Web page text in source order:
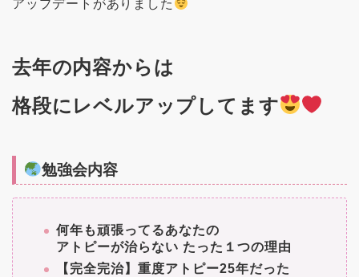
アップデートがありました
去年の内容からは
格段にレベルアップしてます
勉強会内容
何年も頑張ってるあなたの
アトピーが治らない たった１つの理由
【完全完治】重度アトピー25年だった